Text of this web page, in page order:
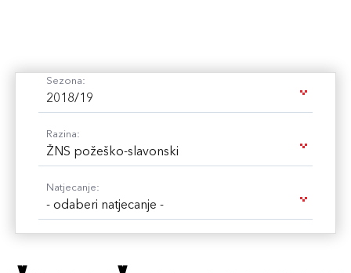
Sezona:
2018/19
Razina:
ŽNS požeško-slavonski
Natjecanje:
- odaberi natjecanje -